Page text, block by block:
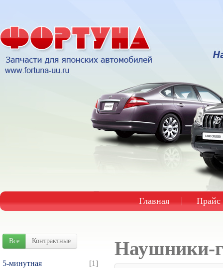
Главная Прайс
Все Контрактные
5-минутная
[1]
Наушники-